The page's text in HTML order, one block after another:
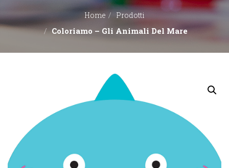
EDITORI
CONTATTACI
Home Prodotti
Coloriamo – Gli Animali Del Mare